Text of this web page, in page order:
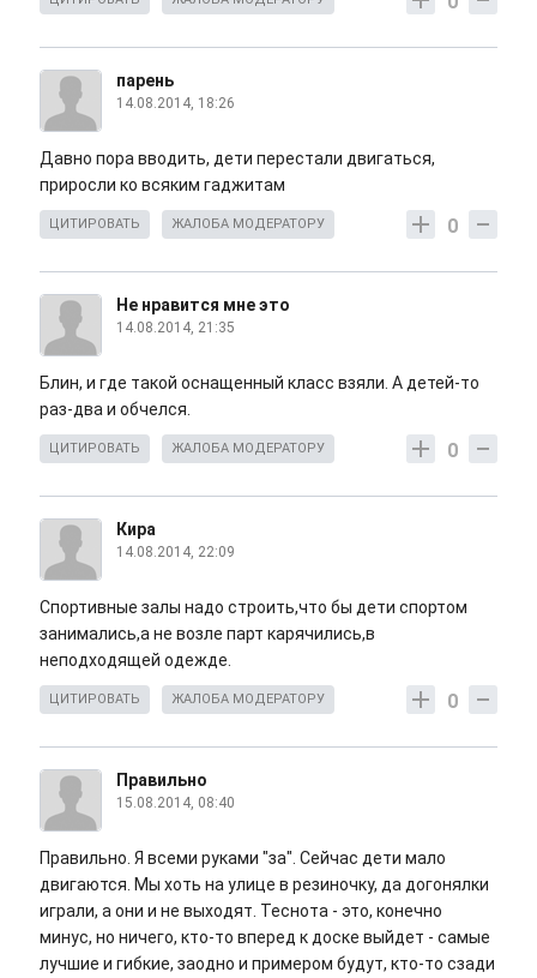
парень
14.08.2014, 18:26
Давно пора вводить, дети перестали двигаться,
приросли ко всяким гаджитам
0
ЦИТИРОВАТЬ ЖАЛОБА МОДЕРАТОРУ
Не нравится мне это
14.08.2014, 21:35
Блин, и где такой оснащенный класс взяли. А детей-то
раз-два и обчелся.
0
ЦИТИРОВАТЬ ЖАЛОБА МОДЕРАТОРУ
Кира
14.08.2014, 22:09
Спортивные залы надо строить,что бы дети спортом
занимались,а не возле парт карячились,в
неподходящей одежде.
0
ЦИТИРОВАТЬ ЖАЛОБА МОДЕРАТОРУ
Правильно
15.08.2014, 08:40
Правильно. Я всеми руками "за". Сейчас дети мало
двигаются. Мы хоть на улице в резиночку, да догонялки
играли, а они и не выходят. Теснота - это, конечно
минус, но ничего, кто-то вперед к доске выйдет - самые
лучшие и гибкие, заодно и примером будут, кто-то сзади